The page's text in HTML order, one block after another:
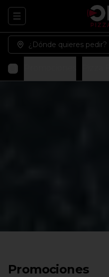
Abrir menu de navegación
¿Dónde quieres pedir?
Promociones